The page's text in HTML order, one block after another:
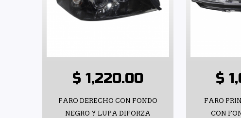
$ 1,220.00
FARO DERECHO CON FONDO
NEGRO Y LUPA DIFORZA
$
FARO
CON